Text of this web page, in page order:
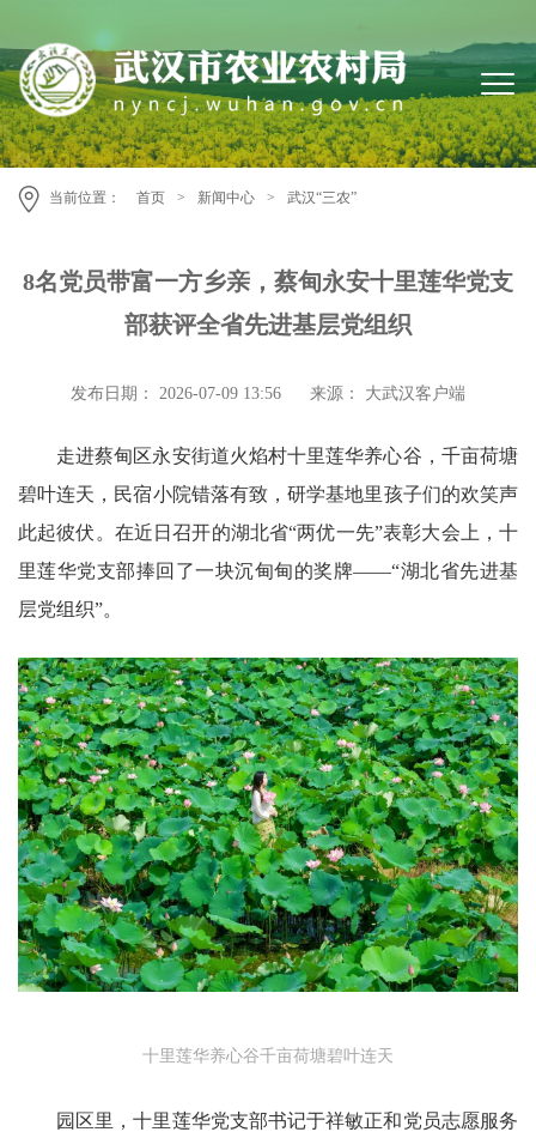
当前位置： 首页 > 新闻中心 > 武汉“三农”
8名党员带富一方乡亲，蔡甸永安十里莲华党支
部获评全省先进基层党组织
发布日期： 2026-07-09 13:56 来源： 大武汉客户端
走进蔡甸区永安街道火焰村十里莲华养心谷，千亩荷塘
碧叶连天，民宿小院错落有致，研学基地里孩子们的欢笑声
此起彼伏。在近日召开的湖北省“两优一先”表彰大会上，十
里莲华党支部捧回了一块沉甸甸的奖牌——“湖北省先进基
层党组织”。
十里莲华养心谷千亩荷塘碧叶连天
园区里，十里莲华党支部书记于祥敏正和党员志愿服务